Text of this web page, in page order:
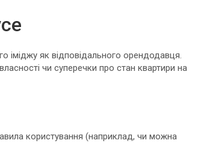
іміджу як відповідального орендодавця.
чи суперечки про стан квартири на
користування (наприклад, чи можна